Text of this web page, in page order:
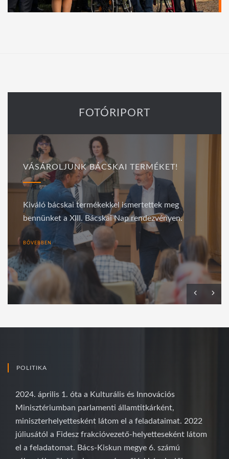
FOTÓRIPORT
VÁSÁROLJUNK BÁCSKAI TERMÉKET!
Kiváló bácskai termékekkel ismertettek meg
bennünket a XIII. Bácskai Nap rendezvényen.
BŐVEBBEN
POLITIKA
2024. április 1. óta a Kulturális és Innovációs
Minisztériumban parlamenti államtitkárként,
miniszterhelyettesként látom el a feladataimat. 2022
júliusától a Fidesz frakcióvezető-helyetteseként látom
el a feladatomat. Bács-Kiskun megye 6. számú